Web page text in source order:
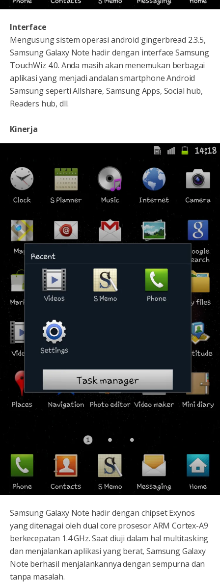
Interface
Mengusung sistem operasi android gingerbread 2.3.5,
Samsung Galaxy Note hadir dengan interface Samsung
TouchWiz 4.0. Anda masih akan menemukan berbagai
aplikasi yang menjadi andalan smartphone Android
Samsung seperti Allshare, Samsung Apps, Social hub,
Readers hub, dll.
Kinerja
Samsung Galaxy Note hadir dengan chipset Exynos
yang ditenagai oleh dual core prosesor ARM Cortex-A9
berkecepatan 1.4 GHz. Saat diuji dalam hal multitasking
dan menjalankan aplikasi yang berat, Samsung Galaxy
Note berhasil menjalankannya dengan sempurna dan
tanpa masalah.